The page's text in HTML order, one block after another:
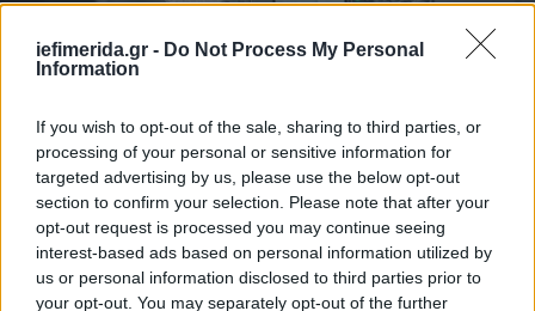
iefimerida.gr - Do Not Process My Personal
Information
If you wish to opt-out of the sale, sharing to third parties, or
processing of your personal or sensitive information for
targeted advertising by us, please use the below opt-out
section to confirm your selection. Please note that after your
opt-out request is processed you may continue seeing
interest-based ads based on personal information utilized by
us or personal information disclosed to third parties prior to
your opt-out. You may separately opt-out of the further
ΚΟΣΜΟΣ 30/12/2025 21:13
Άνδρας προσπάθησε να πάρει διαζύγιο αφού η